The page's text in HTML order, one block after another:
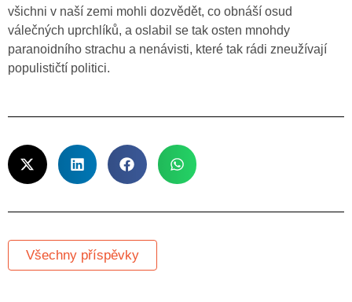
všichni v naší zemi mohli dozvědět, co obnáší osud
válečných uprchlíků, a oslabil se tak osten mnohdy
paranoidního strachu a nenávisti, které tak rádi zneužívají
populističtí politici.
Všechny příspěvky